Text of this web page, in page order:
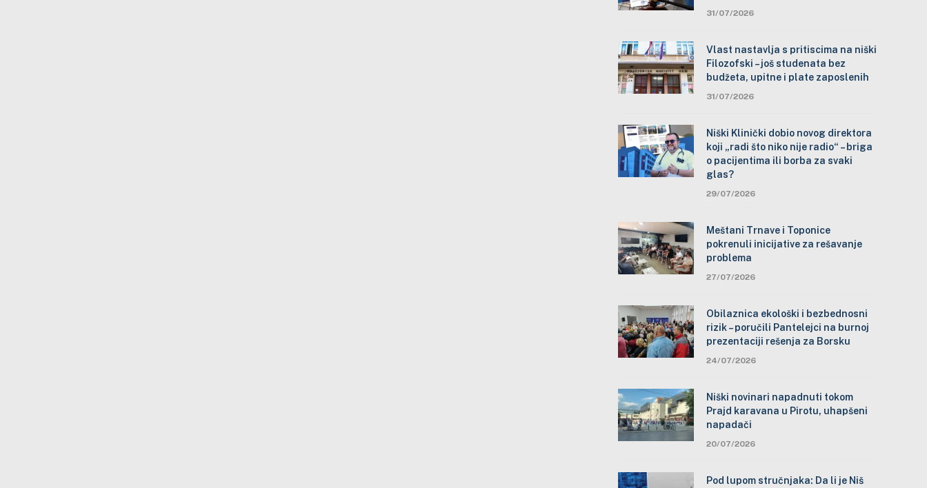
31/07/2026
Vlast nastavlja s pritiscima na niški
Filozofski – još studenata bez
budžeta, upitne i plate zaposlenih
31/07/2026
Niški Klinički dobio novog direktora
koji „radi što niko nije radio“ – briga
o pacijentima ili borba za svaki
glas?
29/07/2026
Meštani Trnave i Toponice
pokrenuli inicijative za rešavanje
problema
27/07/2026
Obilaznica ekološki i bezbednosni
rizik – poručili Pantelejci na burnoj
prezentaciji rešenja za Borsku
24/07/2026
Niški novinari napadnuti tokom
Prajd karavana u Pirotu, uhapšeni
napadači
20/07/2026
Pod lupom stručnjaka: Da li je Niš